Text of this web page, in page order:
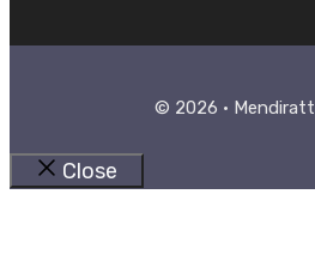
© 2026 •
Close